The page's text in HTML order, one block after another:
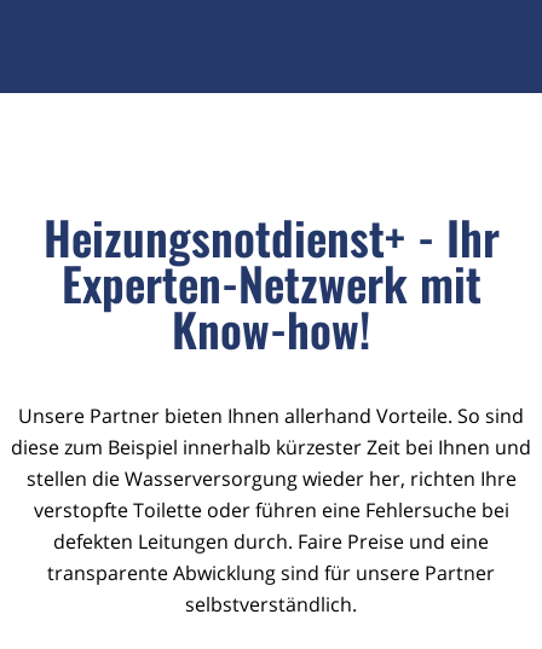
Heizungsnotdienst+ - Ihr
Experten-Netzwerk mit
Know-how!
Unsere Partner bieten Ihnen allerhand Vorteile. So sind
diese zum Beispiel innerhalb kürzester Zeit bei Ihnen und
stellen die Wasserversorgung wieder her, richten Ihre
verstopfte Toilette oder führen eine Fehlersuche bei
defekten Leitungen durch. Faire Preise und eine
transparente Abwicklung sind für unsere Partner
selbstverständlich.